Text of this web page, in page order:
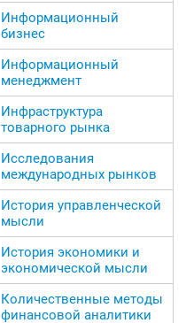
Информационный
бизнес
Информационный
менеджмент
Инфраструктура
товарного рынка
Исследования
международных рынков
История управленческой
мысли
История экономики и
экономической мысли
Количественные методы
финансовой аналитики